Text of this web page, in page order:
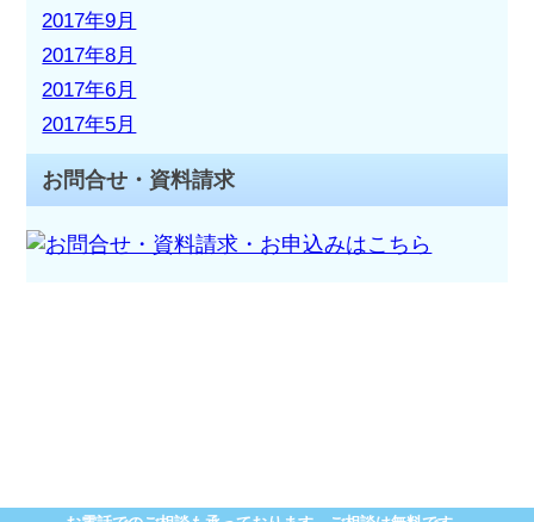
2017年9月
2017年8月
2017年6月
2017年5月
お問合せ・資料請求